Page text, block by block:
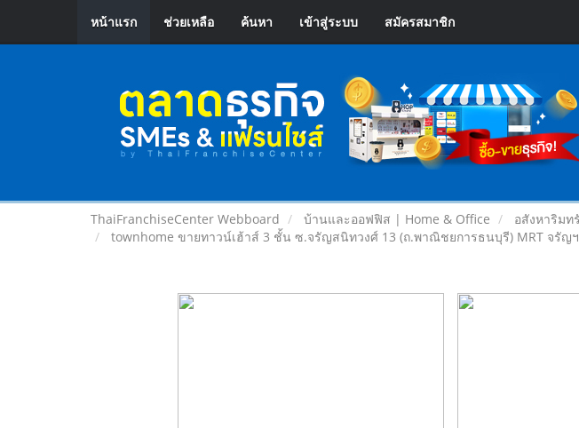
หน้าแรก ช่วยเหลือ ค้นหา เข้าสู่ระบบ สมัครสมาชิก
ThaiFranchiseCenter Webboard บ้านและออฟฟิส | Home & Office อสังหาริม
townhome ขายทาวน์เฮ้าส์ 3 ชั้น ซ.จรัญสนิทวงศ์ 13 (ถ.พาณิชยการธนบุรี) MRT จรัญ